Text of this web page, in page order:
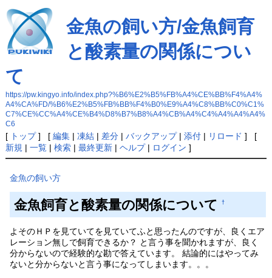
金魚の飼い方/金魚飼育
と酸素量の関係につい
て
https://pw.kingyo.info/index.php?%B6%E2%B5%FB%A4%CE%BB%F4%A4%
A4%CA%FD/%B6%E2%B5%FB%BB%F4%B0%E9%A4%C8%BB%C0%C1%
C7%CE%CC%A4%CE%B4%D8%B7%B8%A4%CB%A4%C4%A4%A4%A4%
C6
[ トップ] [ 編集| 凍結| 差分| バックアップ| 添付| リロード ] [
新規 | 一覧| 検索| 最終更新| ヘルプ| ログイン ]
金魚の飼い方
金魚飼育と酸素量の関係について †
よそのＨＰを見ていてを見ていてふと思ったんのですが、良くエア
レーション無しで飼育できるか？ と言う事を聞かれますが、良く
分からないので経験的な勘で答えています。 結論的にはやってみ
ないと分からないと言う事になってしまいます。。。